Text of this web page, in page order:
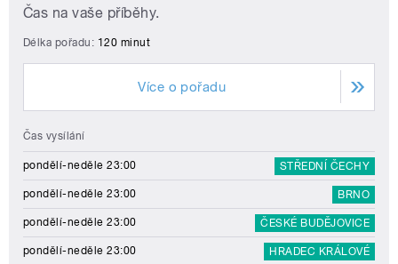
Čas na vaše příběhy.
Délka pořadu: 120 minut
Více o pořadu
Čas vysílání
pondělí-neděle 23:00 STŘEDNÍ ČECHY
pondělí-neděle 23:00 BRNO
pondělí-neděle 23:00 ČESKÉ BUDĚJOVICE
pondělí-neděle 23:00 HRADEC KRÁLOVÉ